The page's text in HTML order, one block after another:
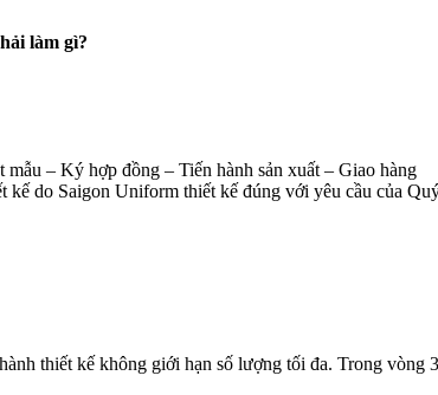
làm gì?
– Ký hợp đồng – Tiến hành sản xuất – Giao hàng
kế do Saigon Uniform thiết kế đúng với yêu cầu của
thiết kế không giới hạn số lượng tối đa. Trong vòng